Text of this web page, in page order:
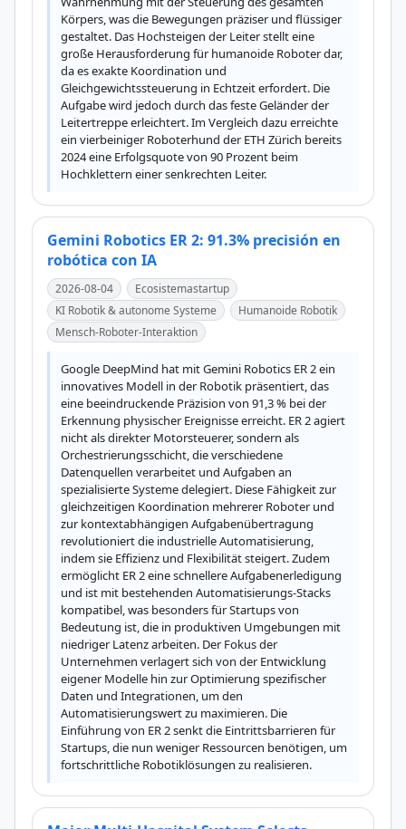
Körpers, was die Bewegungen präziser und flüssiger
gestaltet. Das Hochsteigen der Leiter stellt eine
große Herausforderung für humanoide Roboter dar,
da es exakte Koordination und
Gleichgewichtssteuerung in Echtzeit erfordert. Die
Aufgabe wird jedoch durch das feste Geländer der
Leitertreppe erleichtert. Im Vergleich dazu erreichte
ein vierbeiniger Roboterhund der ETH Zürich bereits
2024 eine Erfolgsquote von 90 Prozent beim
Hochklettern einer senkrechten Leiter.
Gemini Robotics ER 2: 91.3% precisión en
robótica con IA
2026-08-04
Ecosistemastartup
KI Robotik & autonome Systeme
Humanoide Robotik
Mensch-Roboter-Interaktion
Google DeepMind hat mit Gemini Robotics ER 2 ein
innovatives Modell in der Robotik präsentiert, das
eine beeindruckende Präzision von 91,3 % bei der
Erkennung physischer Ereignisse erreicht. ER 2 agiert
nicht als direkter Motorsteuerer, sondern als
Orchestrierungsschicht, die verschiedene
Datenquellen verarbeitet und Aufgaben an
spezialisierte Systeme delegiert. Diese Fähigkeit zur
gleichzeitigen Koordination mehrerer Roboter und
zur kontextabhängigen Aufgabenübertragung
revolutioniert die industrielle Automatisierung,
indem sie Effizienz und Flexibilität steigert. Zudem
ermöglicht ER 2 eine schnellere Aufgabenerledigung
und ist mit bestehenden Automatisierungs-Stacks
kompatibel, was besonders für Startups von
Bedeutung ist, die in produktiven Umgebungen mit
niedriger Latenz arbeiten. Der Fokus der
Unternehmen verlagert sich von der Entwicklung
eigener Modelle hin zur Optimierung spezifischer
Daten und Integrationen, um den
Automatisierungswert zu maximieren. Die
Einführung von ER 2 senkt die Eintrittsbarrieren für
Startups, die nun weniger Ressourcen benötigen, um
fortschrittliche Robotiklösungen zu realisieren.